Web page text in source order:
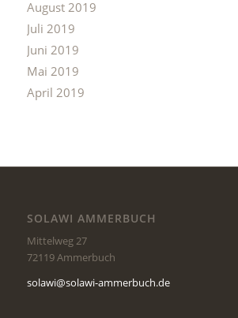
August 2019
Juli 2019
Juni 2019
Mai 2019
April 2019
SOLAWI AMMERBUCH
Mittelweg 27
72119 Ammerbuch
solawi@solawi-ammerbuch.de